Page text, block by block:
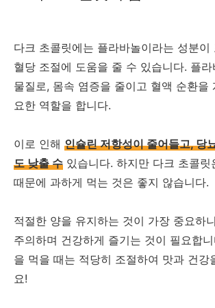
다크 초콜릿에는 플라바놀이라는 성분이
혈당 조절에 도움을 줄 수 있습니다. 플
물질로, 몸속 염증을 줄이고 혈액 순환을
요한 역할을 합니다.
이로 인해 인슐린 저항성이 줄어들고, 당
도 낮출 수 있습니다. 하지만 다크 초콜릿
때문에 과하게 먹는 것은 좋지 않습니다.
적절한 양을 유지하는 것이 가장 중요하
주의하며 건강하게 즐기는 것이 필요합
을 먹을 때는 적당히 조절하여 맛과 건강
요!